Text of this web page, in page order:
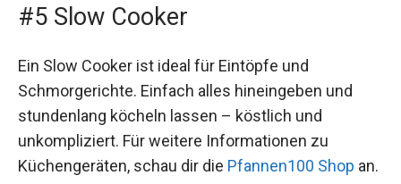
#5 Slow Cooker
Ein Slow Cooker ist ideal für Eintöpfe und
Schmorgerichte. Einfach alles hineingeben und
stundenlang köcheln lassen – köstlich und
unkompliziert. Für weitere Informationen zu
Küchengeräten, schau dir die Pfannen100 Shop an.